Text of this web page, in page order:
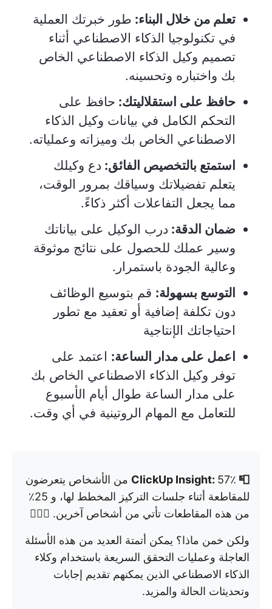
تعلم من خلال البناء: طور خبرتك العملية
في تكنولوجيا الذكاء الاصطناعي أثناء
تصميم وكيل الذكاء الاصطناعي الخاص
بك واختباره وتحسينه.
حافظ على استقلاليتك: حافظ على
التحكم الكامل في بيانات وكيل الذكاء
الاصطناعي الخاص بك وميزاته وعملياته.
استمتع بالتخصيص الفائق: دع وكيلك
يتعلم تفضيلاتك وسياقك بمرور الوقت،
مما يجعل التفاعلات أكثر ذكاءً.
ضمان الدقة: درب الوكيل على بياناتك
وسير عملك للحصول على نتائج موثوقة
وعالية الجودة باستمرار.
التوسع بسهولة: قم بتوسيع الوظائف
دون تكلفة إضافية أو تعقيد مع تطور
احتياجاتك الإنتاجية
اعمل على مدار الساعة: اعتمد على
توفر وكيل الذكاء الاصطناعي الخاص بك
على مدار الساعة طوال أيام الأسبوع
للتعامل مع المهام الروتينية في أي وقت.
📮 ClickUp Insight:
57٪ من الأشخاص يتعرضون
للمقاطعة أثناء جلسات التركيز المخطط لها، و 25٪
من هذه المقاطعات تأتي من أشخاص آخرين. 🤦🏾‍♂️
ولكن خمن ماذا؟ يمكن أتمتة العديد من هذه الأسئلة
العاجلة وعمليات التحقق السريعة باستخدام وكلاء
الذكاء الاصطناعي الذين يمكنهم تقديم إجابات
وتحديثات الحالة والمزيد.